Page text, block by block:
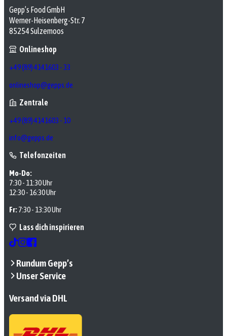
Gepp’s Food GmbH
Werner-Heisenberg-Str. 7
85254 Sulzemoos
Onlineshop
+49 (89) 4141603 - 33
onlineshop@gepps.de
Zentrale
+49 (89) 4141603 - 10
info@gepps.de
Telefonzeiten
Mo-Do:
7:30 - 11:30 Uhr
12:30 - 16:30 Uhr
Fr:7:30 - 13:30 Uhr
Lass dich inspirieren
Rundum Gepp’s
Unser Service
Versand via DHL